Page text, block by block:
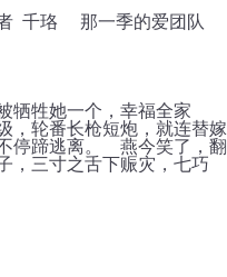
千珞 那一季的爱团队
牺牲她一个，幸福全家
，轮番长枪短炮，就连替嫁
停蹄逃离。 燕今笑了，翻
三寸之舌下赈灾，七巧